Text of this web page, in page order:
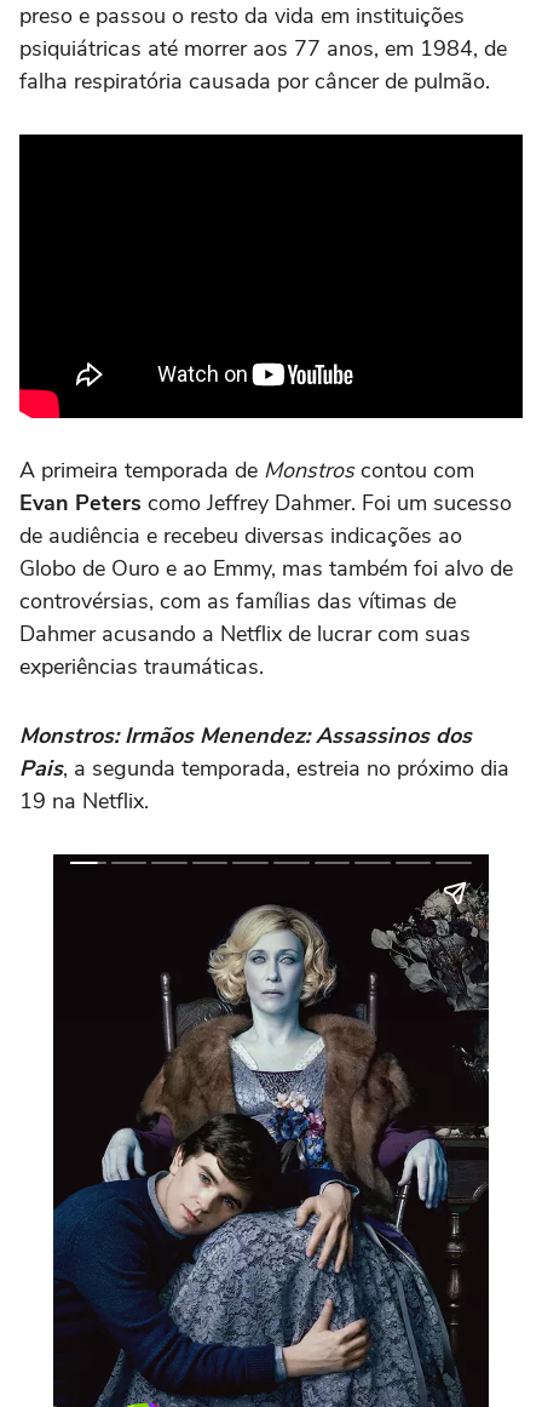
preso e passou o resto da vida em instituições
psiquiátricas até morrer aos 77 anos, em 1984, de
falha respiratória causada por câncer de pulmão.
A primeira temporada de Monstroscontou com
Evan Peters como Jeffrey Dahmer. Foi um sucesso
de audiência e recebeu diversas indicações ao
Globo de Ouro e ao Emmy, mas também foi alvo de
controvérsias, com as famílias das vítimas de
Dahmer acusando a Netflix de lucrar com suas
experiências traumáticas.
Monstros: Irmãos Menendez: Assassinos dos
Pais, a segunda temporada, estreia no próximo dia
19 na Netflix.